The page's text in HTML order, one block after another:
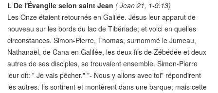
L De l'Évangile selon saint Jean ( Jean 21, 1-9.13)
Les Onze étaient retournés en Galilée. Jésus leur apparut de
nouveau sur les bords du lac de Tibériade; et voici en quelles
circonstances. Simon-Pierre, Thomas, surnommé le Jumeau,
Nathanaël, de Cana en Galilée, les deux fils de Zébédée et deux
autres de ses disciples, se trouvaient ensemble. Simon-Pierre
leur dit: " Je vais pêcher." "- Nous y allons avec toi" répondirent
les autres. Ils sortirent et montèrent dans une barque; mais cette